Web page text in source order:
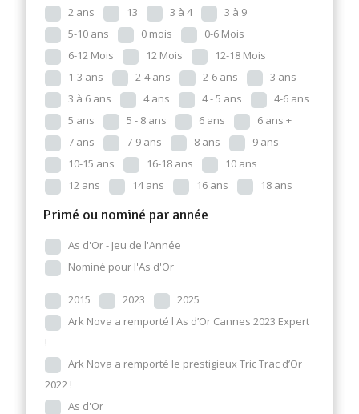
2 ans 13 3 à 4
3 à 9
5-10 ans
0 mois
0-6 Mois
6-12 Mois
12 Mois
12-18 Mois
1-3 ans
2-4 ans 2-6 ans
3 ans
3 à 6 ans
4 ans 4 - 5 ans
4-6 ans
5 ans
5 - 8 ans 6 ans
6 ans +
7 ans
7-9 ans 8 ans
9 ans
10-15 ans
16-18 ans
10 ans
12 ans
14 ans 16 ans 18 ans
Primé ou nominé par année
As d'Or - Jeu de l'Année
Nominé pour l'As d'Or
2015 2023
2025
Ark Nova a remporté l'As d’Or Cannes 2023 Expert
!
Ark Nova a remporté le prestigieux Tric Trac d’Or
2022 !
As d'Or